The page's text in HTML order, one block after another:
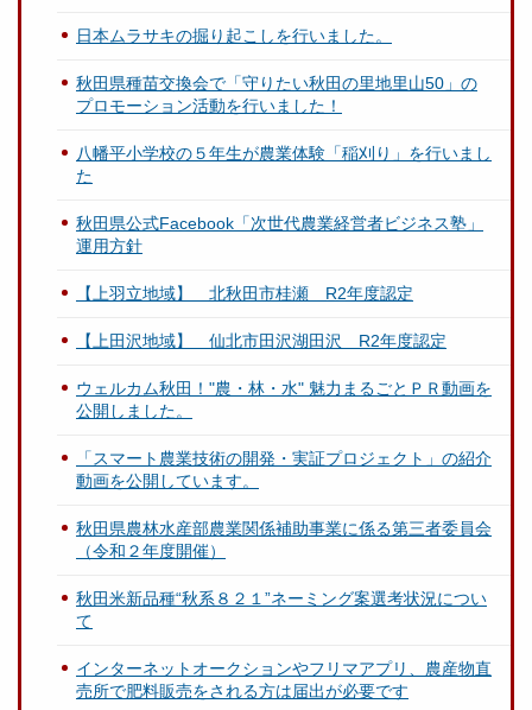
日本ムラサキの掘り起こしを行いました。
秋田県種苗交換会で「守りたい秋田の里地里山50」の
プロモーション活動を行いました！
八幡平小学校の５年生が農業体験「稲刈り」を行いまし
た
秋田県公式Facebook「次世代農業経営者ビジネス塾」
運用方針
【上羽立地域】 北秋田市桂瀬 R2年度認定
【上田沢地域】 仙北市田沢湖田沢 R2年度認定
ウェルカム秋田！"農・林・水" 魅力まるごとＰＲ動画を
公開しました。
「スマート農業技術の開発・実証プロジェクト」の紹介
動画を公開しています。
秋田県農林水産部農業関係補助事業に係る第三者委員会
（令和２年度開催）
秋田米新品種“秋系８２１”ネーミング案選考状況につい
て
インターネットオークションやフリマアプリ、農産物直
売所で肥料販売をされる方は届出が必要です